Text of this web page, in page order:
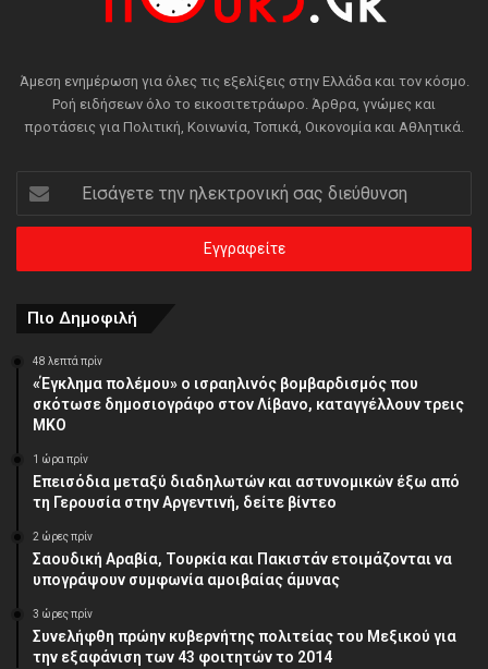
Άμεση ενημέρωση για όλες τις εξελίξεις στην Ελλάδα και τον κόσμο.
Ροή ειδήσεων όλο το εικοσιτετράωρο. Άρθρα, γνώμες και
προτάσεις για Πολιτική, Κοινωνία, Τοπικά, Οικονομία και Αθλητικά.
Εισάγετε
την
ηλεκτρονική
διεύθυνση
Πιο Δημοφιλή
48 λεπτά πρίν
«Έγκλημα πολέμου» ο ισραηλινός βομβαρδισμός που
σκότωσε δημοσιογράφο στον Λίβανο, καταγγέλλουν τρεις
ΜΚΟ
1 ώρα πρίν
Επεισόδια μεταξύ διαδηλωτών και αστυνομικών έξω από
τη Γερουσία στην Αργεντινή, δείτε βίντεο
2 ώρες πρίν
Σαουδική Αραβία, Τουρκία και Πακιστάν ετοιμάζονται να
υπογράψουν συμφωνία αμοιβαίας άμυνας
3 ώρες πρίν
Συνελήφθη πρώην κυβερνήτης πολιτείας του Μεξικού για
την εξαφάνιση των 43 φοιτητών το 2014